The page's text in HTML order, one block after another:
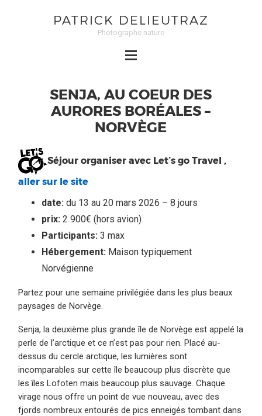
PATRICK DELIEUTRAZ
Photographe nature
SENJA, AU COEUR DES
AURORES BORÉALES –
NORVÈGE
Séjour organiser avec Let’s go Travel ,
aller sur le site
date: du 13 au 20 mars 2026 – 8 jours
prix: 2 900€ (hors avion)
Participants: 3 max
Hébergement: Maison typiquement
Norvégienne
Partez pour une semaine privilégiée dans les plus beaux
paysages de Norvège.
Senja, la deuxième plus grande île de Norvège est appelé la
perle de l’arctique et ce n’est pas pour rien. Placé au-
dessus du cercle arctique, les lumières sont
incomparables sur cette île beaucoup plus discrète que
les îles Lofoten mais beaucoup plus sauvage. Chaque
virage nous offre un point de vue nouveau, avec des
fjords nombreux entourés de pics enneigés tombant dans